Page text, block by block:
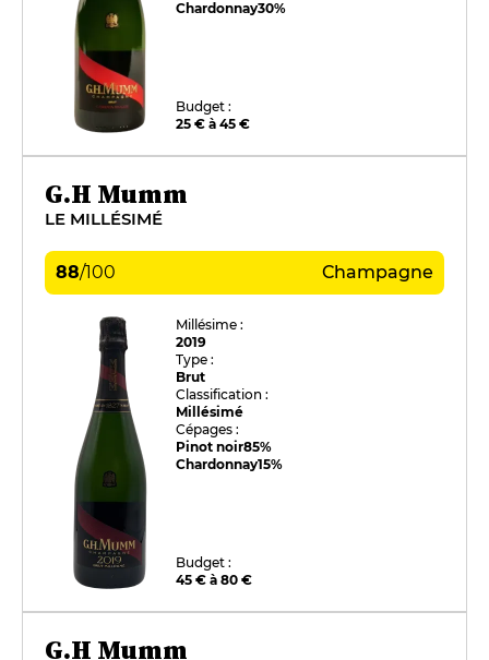
Chardonnay30%
Budget :
25 € à 45 €
G.H Mumm
LE MILLÉSIMÉ
88/100 Champagne
Millésime :
2019
Type :
Brut
Classification :
Millésimé
Cépages :
Pinot noir85%
Chardonnay15%
Budget :
45 € à 80 €
G.H Mumm